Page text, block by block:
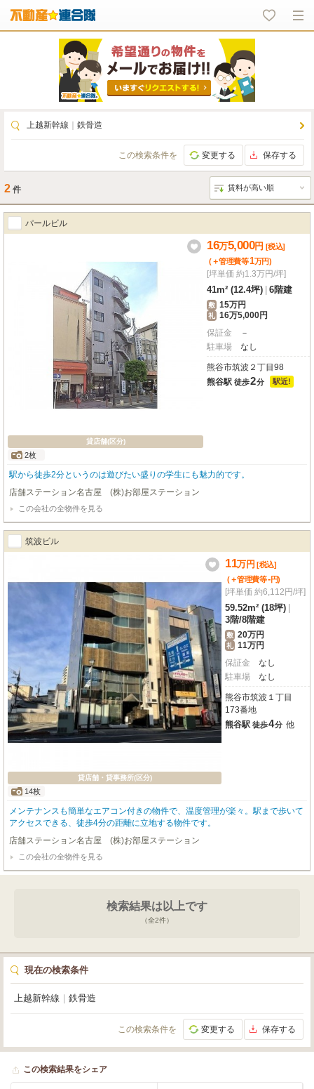
上越新幹線 鉄骨造
この検索条件を 変更する 保存する
2 件
パールビル
貸店舗(区分)
2枚
16万5,000円 [税込]
(＋管理費等1万円)
[坪単価 約1.3万円/坪]
41m² (12.4坪) 6階建
敷 15万円
礼 16万5,000円
保証金
－
駐車場
なし
熊谷市筑波２丁目98
熊谷駅 徒歩2分 駅近!
駅から徒歩2分というのは遊びたい盛りの学生にも魅力的です。
店舗ステーション名古屋 (株)お部屋ステーション
この会社の全物件を見る
筑波ビル
貸店舗・貸事務所(区分)
14枚
11万円 [税込]
(＋管理費等-円)
[坪単価 約6,112円/坪]
59.52m² (18坪)
3階/8階建
敷 20万円
礼 11万円
保証金
なし
駐車場
なし
熊谷市筑波１丁目
173番地
熊谷駅 徒歩4分 他
メンテナンスも簡単なエアコン付きの物件で、温度管理が楽々。駅まで歩いて
アクセスできる、徒歩4分の距離に立地する物件です。
店舗ステーション名古屋 (株)お部屋ステーション
この会社の全物件を見る
検索結果は以上です
（全2件）
現在の検索条件
上越新幹線 鉄骨造
この検索条件を 変更する 保存する
この検索結果をシェア